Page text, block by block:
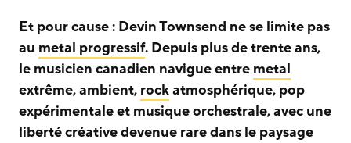
Et pour cause : Devin Townsend ne se limite pas
au metal progressif. Depuis plus de trente ans,
le musicien canadien navigue entre metal
extrême, ambient, rockatmosphérique, pop
expérimentale et musique orchestrale, avec une
liberté créative devenue rare dans le paysage